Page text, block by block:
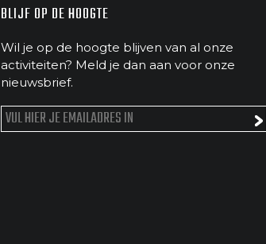
BLIJF OP DE HOOGTE
Wil je op de hoogte blijven van al onze
activiteiten? Meld je dan aan voor onze
nieuwsbrief.